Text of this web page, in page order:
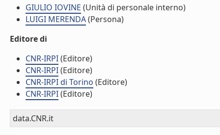
GIULIO IOVINE (Unità di personale interno)
LUIGI MERENDA(Persona)
Editore di
CNR-IRPI(Editore)
CNR-IRPI(Editore)
CNR-IRPI di Torino (Editore)
CNR-IRPI(Editore)
data.CNR.it